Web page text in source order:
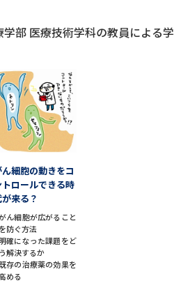
究 大学検索
を調べる
国際・グローバルに強い大学特
集
奨学金・特待生制度特集
進路の３択
新学年スタート号特集ページ
（高2生用）
部 医療技術学科の教員による学
細胞の動きをコ
トロールできる時
来る？
ん細胞が広がること
を防ぐ方法
確になった課題をど
う解決するか
存の治療薬の効果を
める